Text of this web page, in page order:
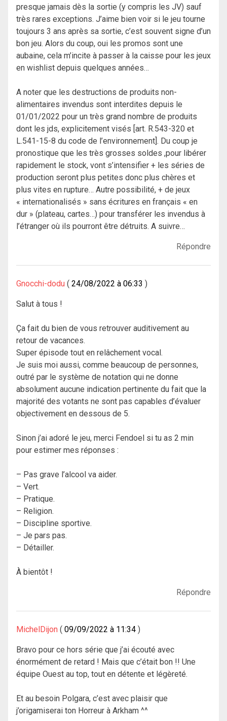
presque jamais dès la sortie (y compris les JV) sauf
très rares exceptions. J’aime bien voir si le jeu tourne
toujours 3 ans après sa sortie, c’est souvent signe d’un
bon jeu. Alors du coup, oui les promos sont une
aubaine, cela m’incite à passer à la caisse pour les jeux
en wishlist depuis quelques années…
A noter que les destructions de produits non-
alimentaires invendus sont interdites depuis le
01/01/2022 pour un très grand nombre de produits
dont les jds, explicitement visés [art. R.543-320 et
L.541-15-8 du code de l’environnement]. Du coup je
pronostique que les très grosses soldes ,pour libérer
rapidement le stock, vont s’intensifier + les séries de
production seront plus petites donc plus chères et
plus vites en rupture… Autre possibilité, + de jeux
« internationalisés » sans écritures en français « en
dur » (plateau, cartes…) pour transférer les invendus à
l’étranger où ils pourront être détruits. A suivre…
Répondre
Gnocchi-dodu 24/08/2022 à 06:33
Salut à tous !
Ça fait du bien de vous retrouver auditivement au
retour de vacances.
Super épisode tout en relâchement vocal.
Je suis moi aussi, comme beaucoup de personnes,
outré par le système de notation qui ne donne
absolument aucune indication pertinente du fait que la
majorité des votants ne sont pas capables d’évaluer
objectivement en dessous de 5.
Sinon j’ai adoré le jeu, merci Fendoel si tu as 2 min
pour estimer mes réponses :
– Pas grave l’alcool va aider.
– Vert.
– Pratique.
– Religion.
– Discipline sportive.
– Je pars pas.
– Détailler.
À bientôt !
Répondre
MichelDijon 09/09/2022 à 11:34
Bravo pour ce hors série que j’ai écouté avec
énormément de retard ! Mais que c’était bon !! Une
équipe Ouest au top, tout en détente et légèreté.
Et au besoin Polgara, c’est avec plaisir que
j’origamiserai ton Horreur à Arkham ^^